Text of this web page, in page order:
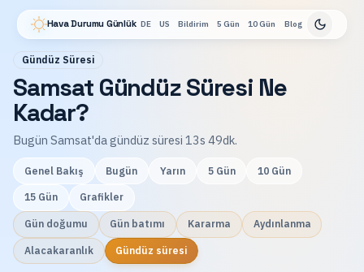
Hava Durumu Günlük DE US Bildirim 5 Gün 10 Gün Blog
Gündüz Süresi
Samsat Gündüz Süresi Ne
Kadar?
Bugün Samsat'da gündüz süresi 13s 49dk.
Genel Bakış Bugün Yarın 5 Gün 10 Gün
15 Gün Grafikler
Gün doğumu Gün batımı Kararma Aydınlanma
Alacakaranlık Gündüz süresi